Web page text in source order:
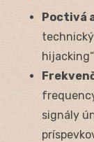
Poctivá
signály